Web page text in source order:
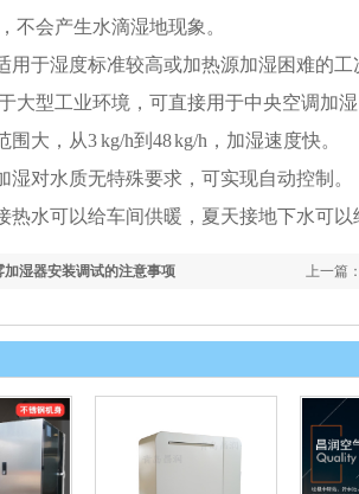
不会产生水滴湿地现象。
用于湿度标准较高或加热源加湿困难的
大型工业环境，可直接用于中央空调加湿
围大，从3 kg/h到 48 kg/h ，加湿速度快。
湿对水质无特殊要求，可实现自动控制。
热水可以给车间供暖，夏天接地下水可以
上一篇：
加湿器安装调试的注意事项